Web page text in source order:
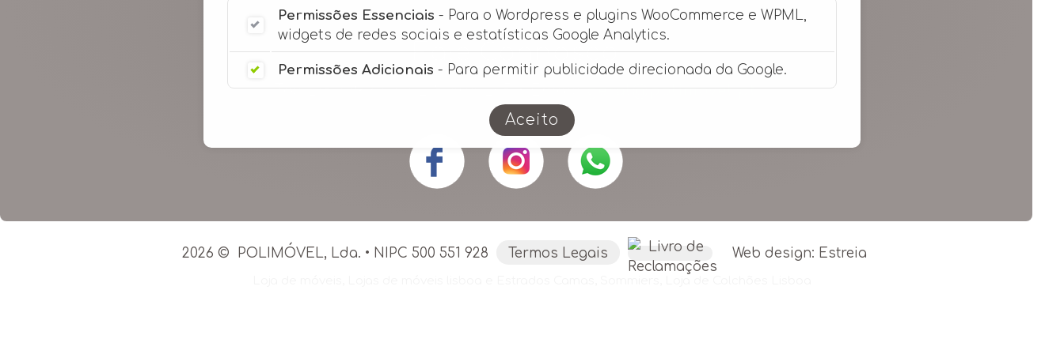
Fale Connosco
Tel: 218 149 644 / 218 404 265 • Email:geral@polimovel.pt
Custo de chamada para a rede fixa nacional.
2026 © POLIMÓVEL, Lda. • NIPC 500 551 928 Termos Legais Web design: Estreia
Permissões Essenciais - Para o Wordpress e plugins WooCommerce e WPML,
widgets de redes sociais e estatísticas Google Analytics.
Permissões Adicionais - Para permitir publicidade direcionada da Google.
Aceito